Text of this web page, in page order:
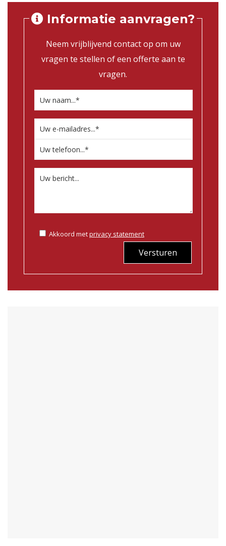
Informatie aanvragen?
Neem vrijblijvend contact op om uw
vragen te stellen of een offerte aan te
vragen.
Akkoord metprivacy statement
Versturen